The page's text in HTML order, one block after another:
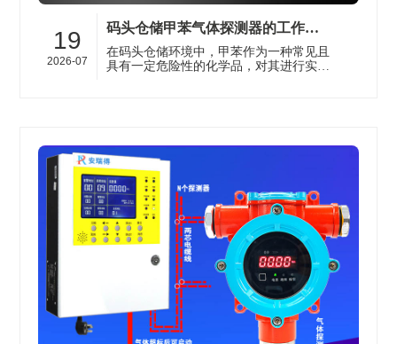
19
2026-07
码头仓储甲苯气体探测器的工作原理及选型要点科普
在码头仓储环境中，甲苯作为一种常见且
具有一定危险性的化学品，对其进行实